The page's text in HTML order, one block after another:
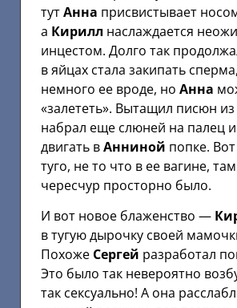
тутАнна присвистывает
а Кирилл наслаждается
инцестом. Долго так
в яйцах стала закипать
немного ее вроде, но Анна
«залететь». Вытащил писюн из
набрал еще слюней на палец
двигать вАнниной попке.
туго, не то что в ее вагине,
чересчур просторно было.
И вот новое блаженство —
в тугую дырочку своей
Похоже Сергей разработал
Это было так невероятно
так сексуально! А она